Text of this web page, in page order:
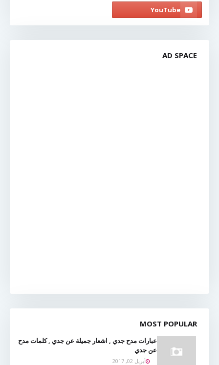
AD SPACE
MOST POPULAR
عبارات مدح جدي , اشعار جميلة عن جدي , كلمات مدح
عن جدي
أبريل 02, 2017